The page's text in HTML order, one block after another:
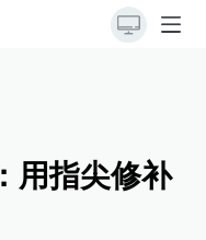
用指尖修补